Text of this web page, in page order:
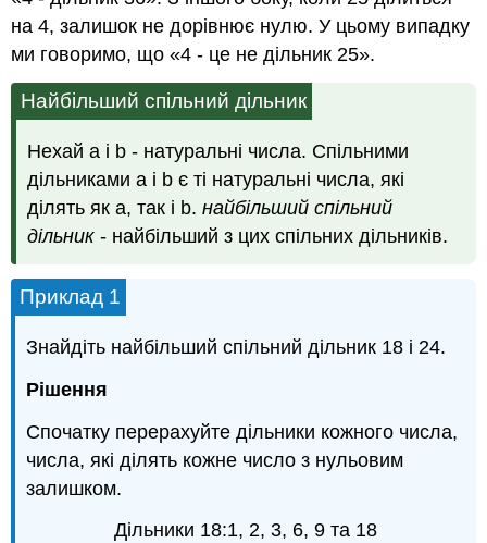
на 4, залишок не дорівнює нулю. У цьому випадку
ми говоримо, що «4 - це не дільник 25».
Найбільший спільний дільник
Нехай a і b - натуральні числа. Спільними
дільниками a і b є ті натуральні числа, які
ділять як a, так і b.найбільший спільний
дільник - найбільший з цих спільних дільників.
Приклад 1
Знайдіть найбільший спільний дільник 18 і 24.
Рішення
Спочатку перерахуйте дільники кожного числа,
числа, які ділять кожне число з нульовим
залишком.
Дільники 18:1, 2, 3, 6, 9 та 18